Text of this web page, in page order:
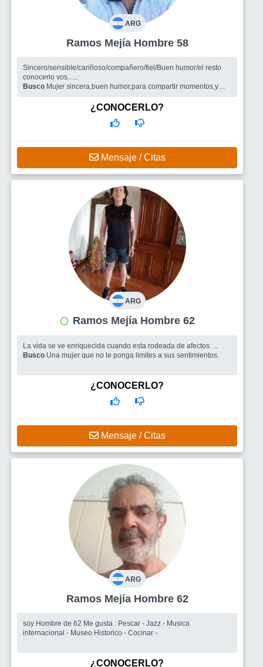
ARG
Ramos Mejía Hombre 58
Sincero/sensible/cariñoso/compañero/fiel/Buen humor/el resto
conocerlo vos......
Busco Mujer sincera,buen humor,para compartir momentos,y
¿CONOCERLO?
Mensaje / Citas
ARG
Ramos Mejía Hombre 62
Busco Una mujer que no le ponga limites a sus sentimientos.
¿CONOCERLO?
Mensaje / Citas
ARG
Ramos Mejía Hombre 62
soy Hombre de 62 Me gusta : Pescar - Jazz - Musica
internacional - Museo Historico - Cocinar -
¿CONOCERLO?